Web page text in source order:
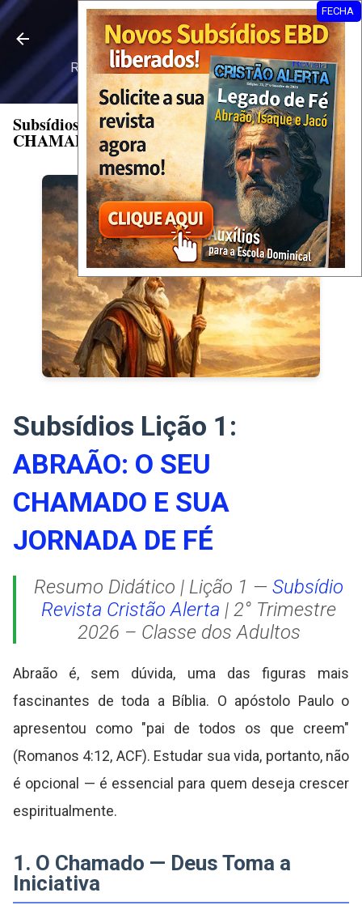
Pular para o conteúdo principal
Revista Cristão Alerta
Revista Digital • Slides EBD • Escola
Dominical
Subsídios Lição 1: ABRAÃO: O SEU
CHAMADO E SUA JORNADA DE FÉ
Subsídios Lição 1:
ABRAÃO: O SEU
CHAMADO E SUA
JORNADA DE FÉ
Resumo Didático | Lição 1 — Subsídio
Revista Cristão Alerta | 2° Trimestre
2026 – Classe dos Adultos
Abraão é, sem dúvida, uma das figuras mais
fascinantes de toda a Bíblia. O apóstolo Paulo o
apresentou como "pai de todos os que creem"
(Romanos 4:12, ACF). Estudar sua vida, portanto, não
é opcional — é essencial para quem deseja crescer
espiritualmente.
1. O Chamado — Deus Toma a
Iniciativa
FECHA